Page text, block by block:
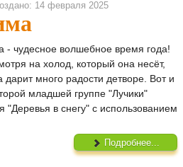
14 февраля 2025
- чудесное волшебное время года!
на холод, который она несёт,
дарит много радости детворе. Вот и
младшей группе "Лучики"
"Деревья в снегу" с использованием
Подробнее...